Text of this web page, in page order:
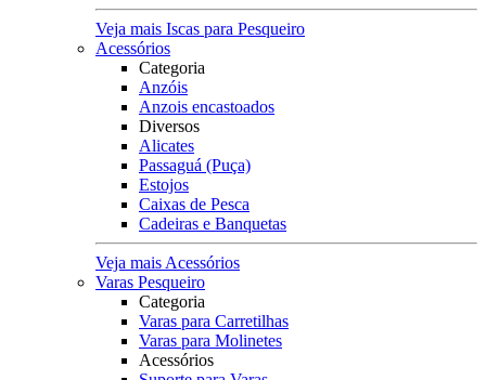
Veja mais Iscas para Pesqueiro
Acessórios
Categoria
Anzóis
Anzois encastoados
Diversos
Alicates
Passaguá (Puça)
Estojos
Caixas de Pesca
Cadeiras e Banquetas
Veja mais Acessórios
Varas Pesqueiro
Categoria
Varas para Carretilhas
Varas para Molinetes
Acessórios